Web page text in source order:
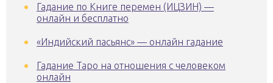
Гадание по Книге перемен (ИЦЗИН) —
онлайн и бесплатно
«Индийский пасьянс» — онлайн гадание
Гадание Таро на отношения с человеком
онлайн